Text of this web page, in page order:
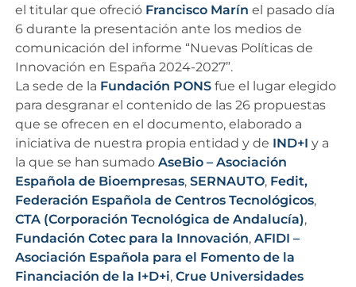
el titular que ofreció Francisco Marín el pasado día
6 durante la presentación ante los medios de
comunicación del informe “Nuevas Políticas de
Innovación en España 2024-2027”.
La sede de la Fundación PONSfue el lugar elegido
para desgranar el contenido de las 26 propuestas
que se ofrecen en el documento, elaborado a
iniciativa de nuestra propia entidad y de IND+I y a
la que se han sumado AseBio – Asociación
Española de Bioempresas, SERNAUTO, Fedit,
Federación Española de Centros Tecnológicos,
CTA (Corporación Tecnológica de Andalucía),
Fundación Cotec para la Innovación, AFIDI –
Asociación Española para el Fomento de la
Financiación de la I+D+i, Crue Universidades